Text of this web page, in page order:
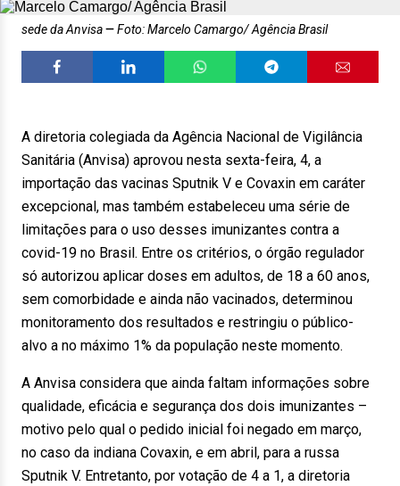
sede da Anvisa Foto: Marcelo Camargo/ Agência Brasil
A diretoria colegiada da Agência Nacional de Vigilância
Sanitária (Anvisa) aprovou nesta sexta-feira, 4, a
importação das vacinas Sputnik V e Covaxin em caráter
excepcional, mas também estabeleceu uma série de
limitações para o uso desses imunizantes contra a
covid-19 no Brasil. Entre os critérios, o órgão regulador
só autorizou aplicar doses em adultos, de 18 a 60 anos,
sem comorbidade e ainda não vacinados, determinou
monitoramento dos resultados e restringiu o público-
alvo a no máximo 1% da população neste momento.
A Anvisa considera que ainda faltam informações sobre
qualidade, eficácia e segurança dos dois imunizantes –
motivo pelo qual o pedido inicial foi negado em março,
no caso da indiana Covaxin, e em abril, para a russa
Sputnik V. Entretanto, por votação de 4 a 1, a diretoria